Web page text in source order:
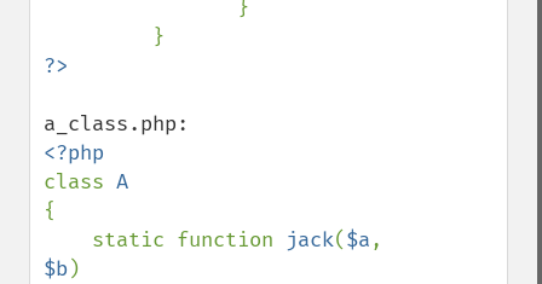
class
{
    static function
jack($a
$b)